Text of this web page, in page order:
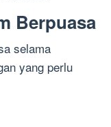
Berpuasa
selama
yang perlu